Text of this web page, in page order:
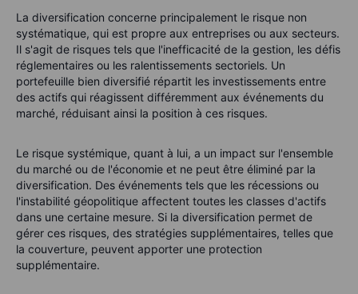
La diversification concerne principalement le risque non
systématique, qui est propre aux entreprises ou aux secteurs.
Il s'agit de risques tels que l'inefficacité de la gestion, les défis
réglementaires ou les ralentissements sectoriels. Un
portefeuille bien diversifié répartit les investissements entre
des actifs qui réagissent différemment aux événements du
marché, réduisant ainsi la position à ces risques.
Le risque systémique, quant à lui, a un impact sur l'ensemble
du marché ou de l'économie et ne peut être éliminé par la
diversification. Des événements tels que les récessions ou
l'instabilité géopolitique affectent toutes les classes d'actifs
dans une certaine mesure. Si la diversification permet de
gérer ces risques, des stratégies supplémentaires, telles que
la couverture, peuvent apporter une protection
supplémentaire.